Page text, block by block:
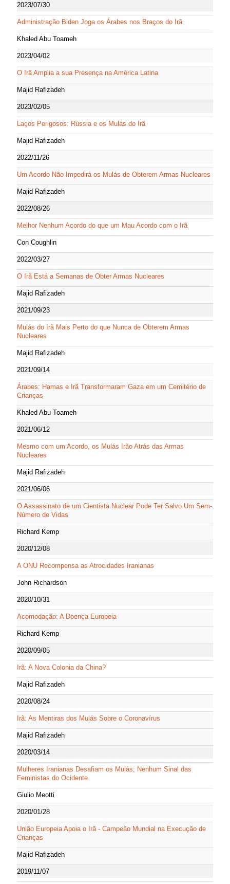
2023/07/30
Administração Biden Joga os Árabes nos Braços do Irã
Khaled Abu Toameh
2023/04/02
O Irã Amplia a sua Presença na América Latina
Majid Rafizadeh
2023/02/05
Laços Perigosos: Rússia e os Mulás do Irã
Majid Rafizadeh
2022/11/26
Um Acordo Não Impedirá os Mulás de Obterem Armas Nucleares
Majid Rafizadeh
2022/08/26
Melhor Nenhum Acordo do que um Mau Acordo com o Irã
Con Coughlin
2022/03/27
O Irã Está a Semanas de Obter Armas Nucleares
Majid Rafizadeh
2021/09/23
Mulás do Irã Mais Perto do que Nunca de Obterem Armas
Nucleares
Majid Rafizadeh
2021/09/14
Árabes: Hamas e Irã Transformaram Gaza em um Cemitério de
Crianças
Khaled Abu Toameh
2021/06/12
Mesmo com um Acordo, os Mulás Irão Atrás das Armas
Nucleares
Majid Rafizadeh
2021/06/06
O Assassinato de um Cientista Nuclear Pode Ter Salvo Um Sem-
Número de Vidas
Richard Kemp
2020/12/08
A ONU Recompensa as Atrocidades Iranianas
John Richardson
2020/10/31
Acomodação: A Doença Europeia
Richard Kemp
2020/09/05
Irã: A Nova Colonia da China?
Majid Rafizadeh
2020/08/24
Irã: As Mentiras dos Mulás Sobre o Coronavírus
Majid Rafizadeh
2020/03/14
Mulheres Iranianas Desafiam os Mulás; Nenhum Sinal das
Feministas do Ocidente
Giulio Meotti
2020/01/28
União Europeia Apoia o Irã - Campeão Mundial na Execução de
Crianças
Majid Rafizadeh
2019/11/07